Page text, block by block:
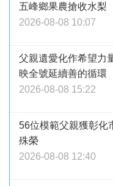
五峰鄉果農搶收水
2026-08-08 10:07
父親遺愛化作希望
映全號延續善的循環
2026-08-08 15:22
56位模範父親獲彰
殊榮
2026-08-08 12:40